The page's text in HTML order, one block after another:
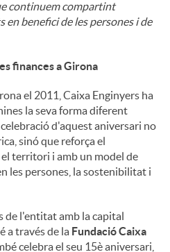
continuem compartint
benefici de les persones i de
finances a Girona
el 2011, Caixa Enginyers ha
la seva forma diferent
d'aquest aniversari no
sinó que reforça el
territori i amb un model de
les persones, la sostenibilitat i
de l'entitat amb la capital
a través de la Fundació Caixa
celebra el seu 15è aniversari,